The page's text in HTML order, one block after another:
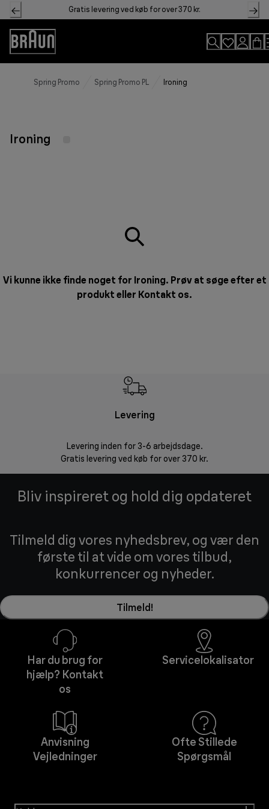
Skip
to
Content
Gratis levering ved køb for over 370 kr.
Accessibility
Statement
Spring Promo Spring Promo PL Ironing
Ironing
Vi kunne ikke finde noget for Ironing. Prøv at søge efter et
produkt eller Kontakt os.
Levering
Levering inden for 3-6 arbejdsdage.
Gratis levering ved køb for over 370 kr.
Bliv inspireret og hold dig opdateret
Tilmeld dig vores nyhedsbrev, og vær den
første til at vide om vores tilbud,
konkurrencer og nyheder.
Tilmeld!
Har du brug for
hjælp? Kontakt
os
Servicelokalisator
Anvisning
Vejledninger
Ofte Stillede
Spørgsmål